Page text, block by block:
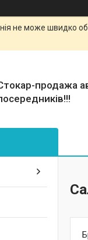
не може швидко
продажа